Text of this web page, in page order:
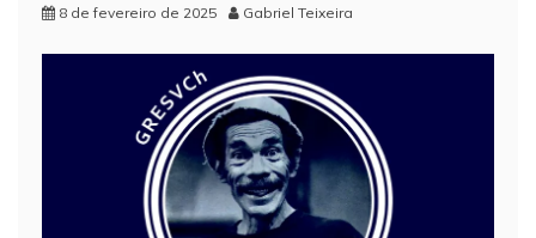
8 de fevereiro de 2025 Gabriel Teixeira